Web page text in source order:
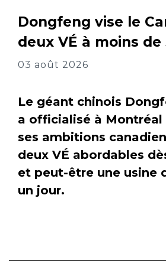
Dongfeng vise le
deux VÉ à moins de
03 août 2026
Le géant chinois
a officialisé à Montréal
ses ambitions
deux VÉ abordables
et peut-être une usine
un jour.